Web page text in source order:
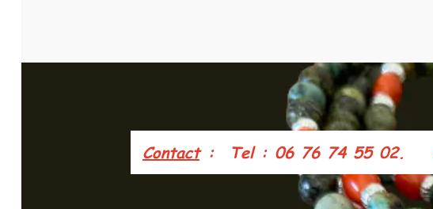
Contact: Tel : 06 76 74 55 02. e